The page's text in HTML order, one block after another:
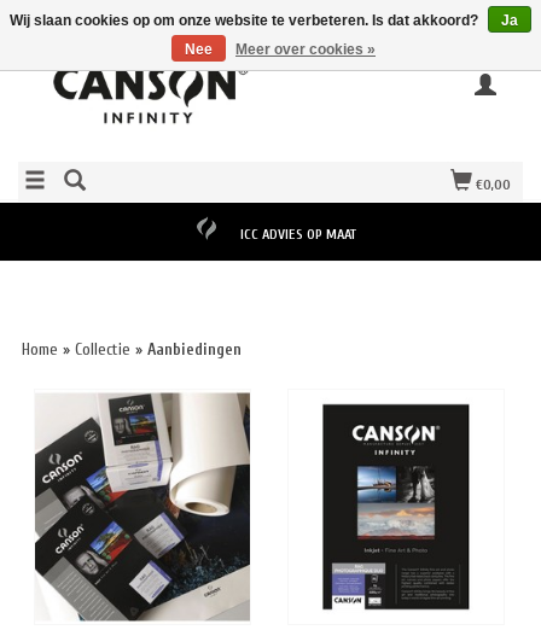
€0,00
ICC ADVIES OP MAAT
Home » Collectie » Aanbiedingen
Wij slaan cookies op om onze website te verbeteren. Is dat akkoord?
Ja
Nee
Meer over cookies »